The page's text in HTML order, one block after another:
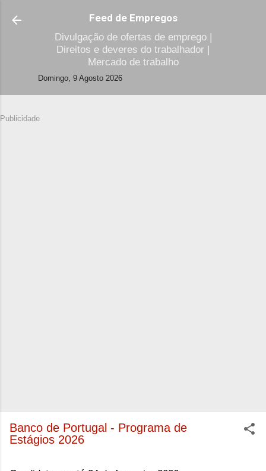
Avançar para o conteúdo principal
Feed de Empregos
Divulgação de ofertas de emprego |
Direitos e deveres do trabalhador |
Mercado de trabalho
Domingo, 9 Agosto 2026
Publicidade
Banco de Portugal - Programa de
Estágios 2026